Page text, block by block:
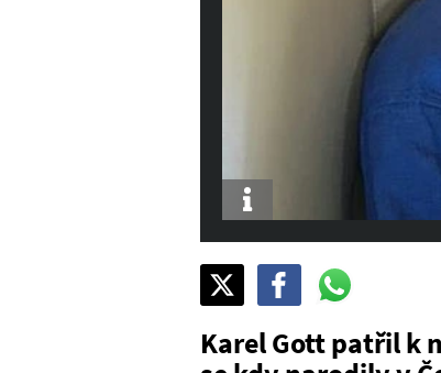
Info
Pošli
na
Pošli
na
Facebook
Karel Gott patřil k